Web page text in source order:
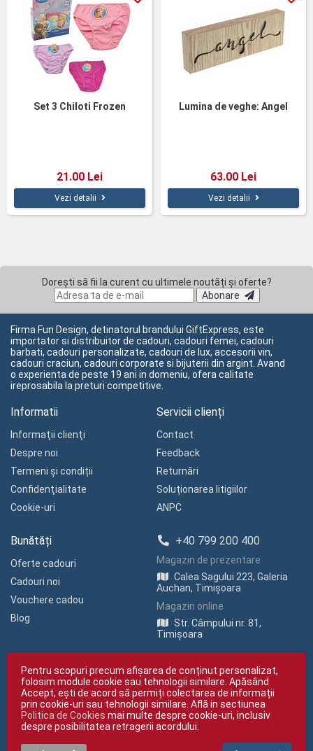
Set 3 Chiloti Frozen
21.00 Lei
Vezi detalii
Lumina de veghe: Angel
63.00 Lei
Vezi detalii
Dorești să fii la curent cu ultimele noutăți și oferte?
Abonare
Firma Fun Design, detinatorul brandului GiftExpress, este
importator si distribuitor de cadouri, cadouri femei, cadouri
barbati, cadouri personalizate, cadouri de lux, accesorii vin,
cadouri craciun, cadouri corporate si bijuterii din argint. Avand
o experienta de peste 19 ani in domeniu, ofera calitate
ireprosabila la preturi competitive.
Informatii
Informaţii clienţi
Despre noi
Termeni și condiții
Confidenţialitate
Cookie-uri
Servicii clienți
Contact
Feedback
Returnări
Soluționarea litigiilor
ANPC
Bunătăți
Oferte cadouri
Cadouri noi
Vouchere cadou
Blog
+40 799 200 400
Magazin de prezentare
Calea Sagului 223, Galeria
Auchan, Timișoara
Magazin online
Str. Câmpului nr. 81,
Timișoara
Copyright © giftexpress.ro | Toate drepturile rezervate
giftexpress.ro aparține de Fun Design SRL (CUI RO 15651694, Nr. Reg. Com.
Pentru scopuri precum afișarea de conținut personalizat,
folosim module cookie sau tehnologii similare. Apăsând
Accept, ești de acord să permiți colectarea de informații
prin cookie-uri sau tehnologii similare. Află in sectiunea
Politica de Cookies mai multe despre cookie-uri, inclusiv
despre posibilitatea retragerii acordului.